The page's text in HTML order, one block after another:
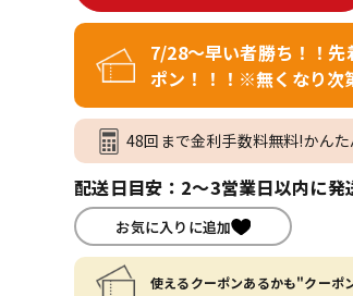
7/28～早い者勝ち！！先
ポン！！！※無くなり次
48回まで金利手数料無料!かん
配送日目安：2～3営業日以内に発
お気に入りに追加
使えるクーポンあるかも"クーポ